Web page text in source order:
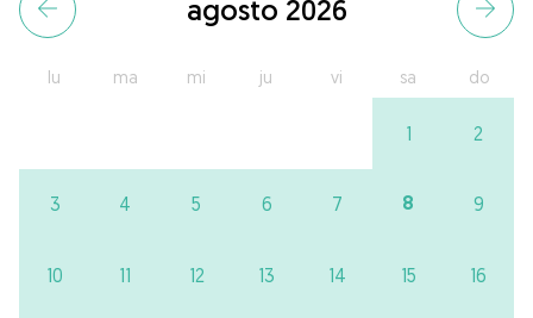
agosto 2026
lu ma mi ju vi sa do
1 2
3 4 5 6 7 8 9
10 11 12 13 14 15 16